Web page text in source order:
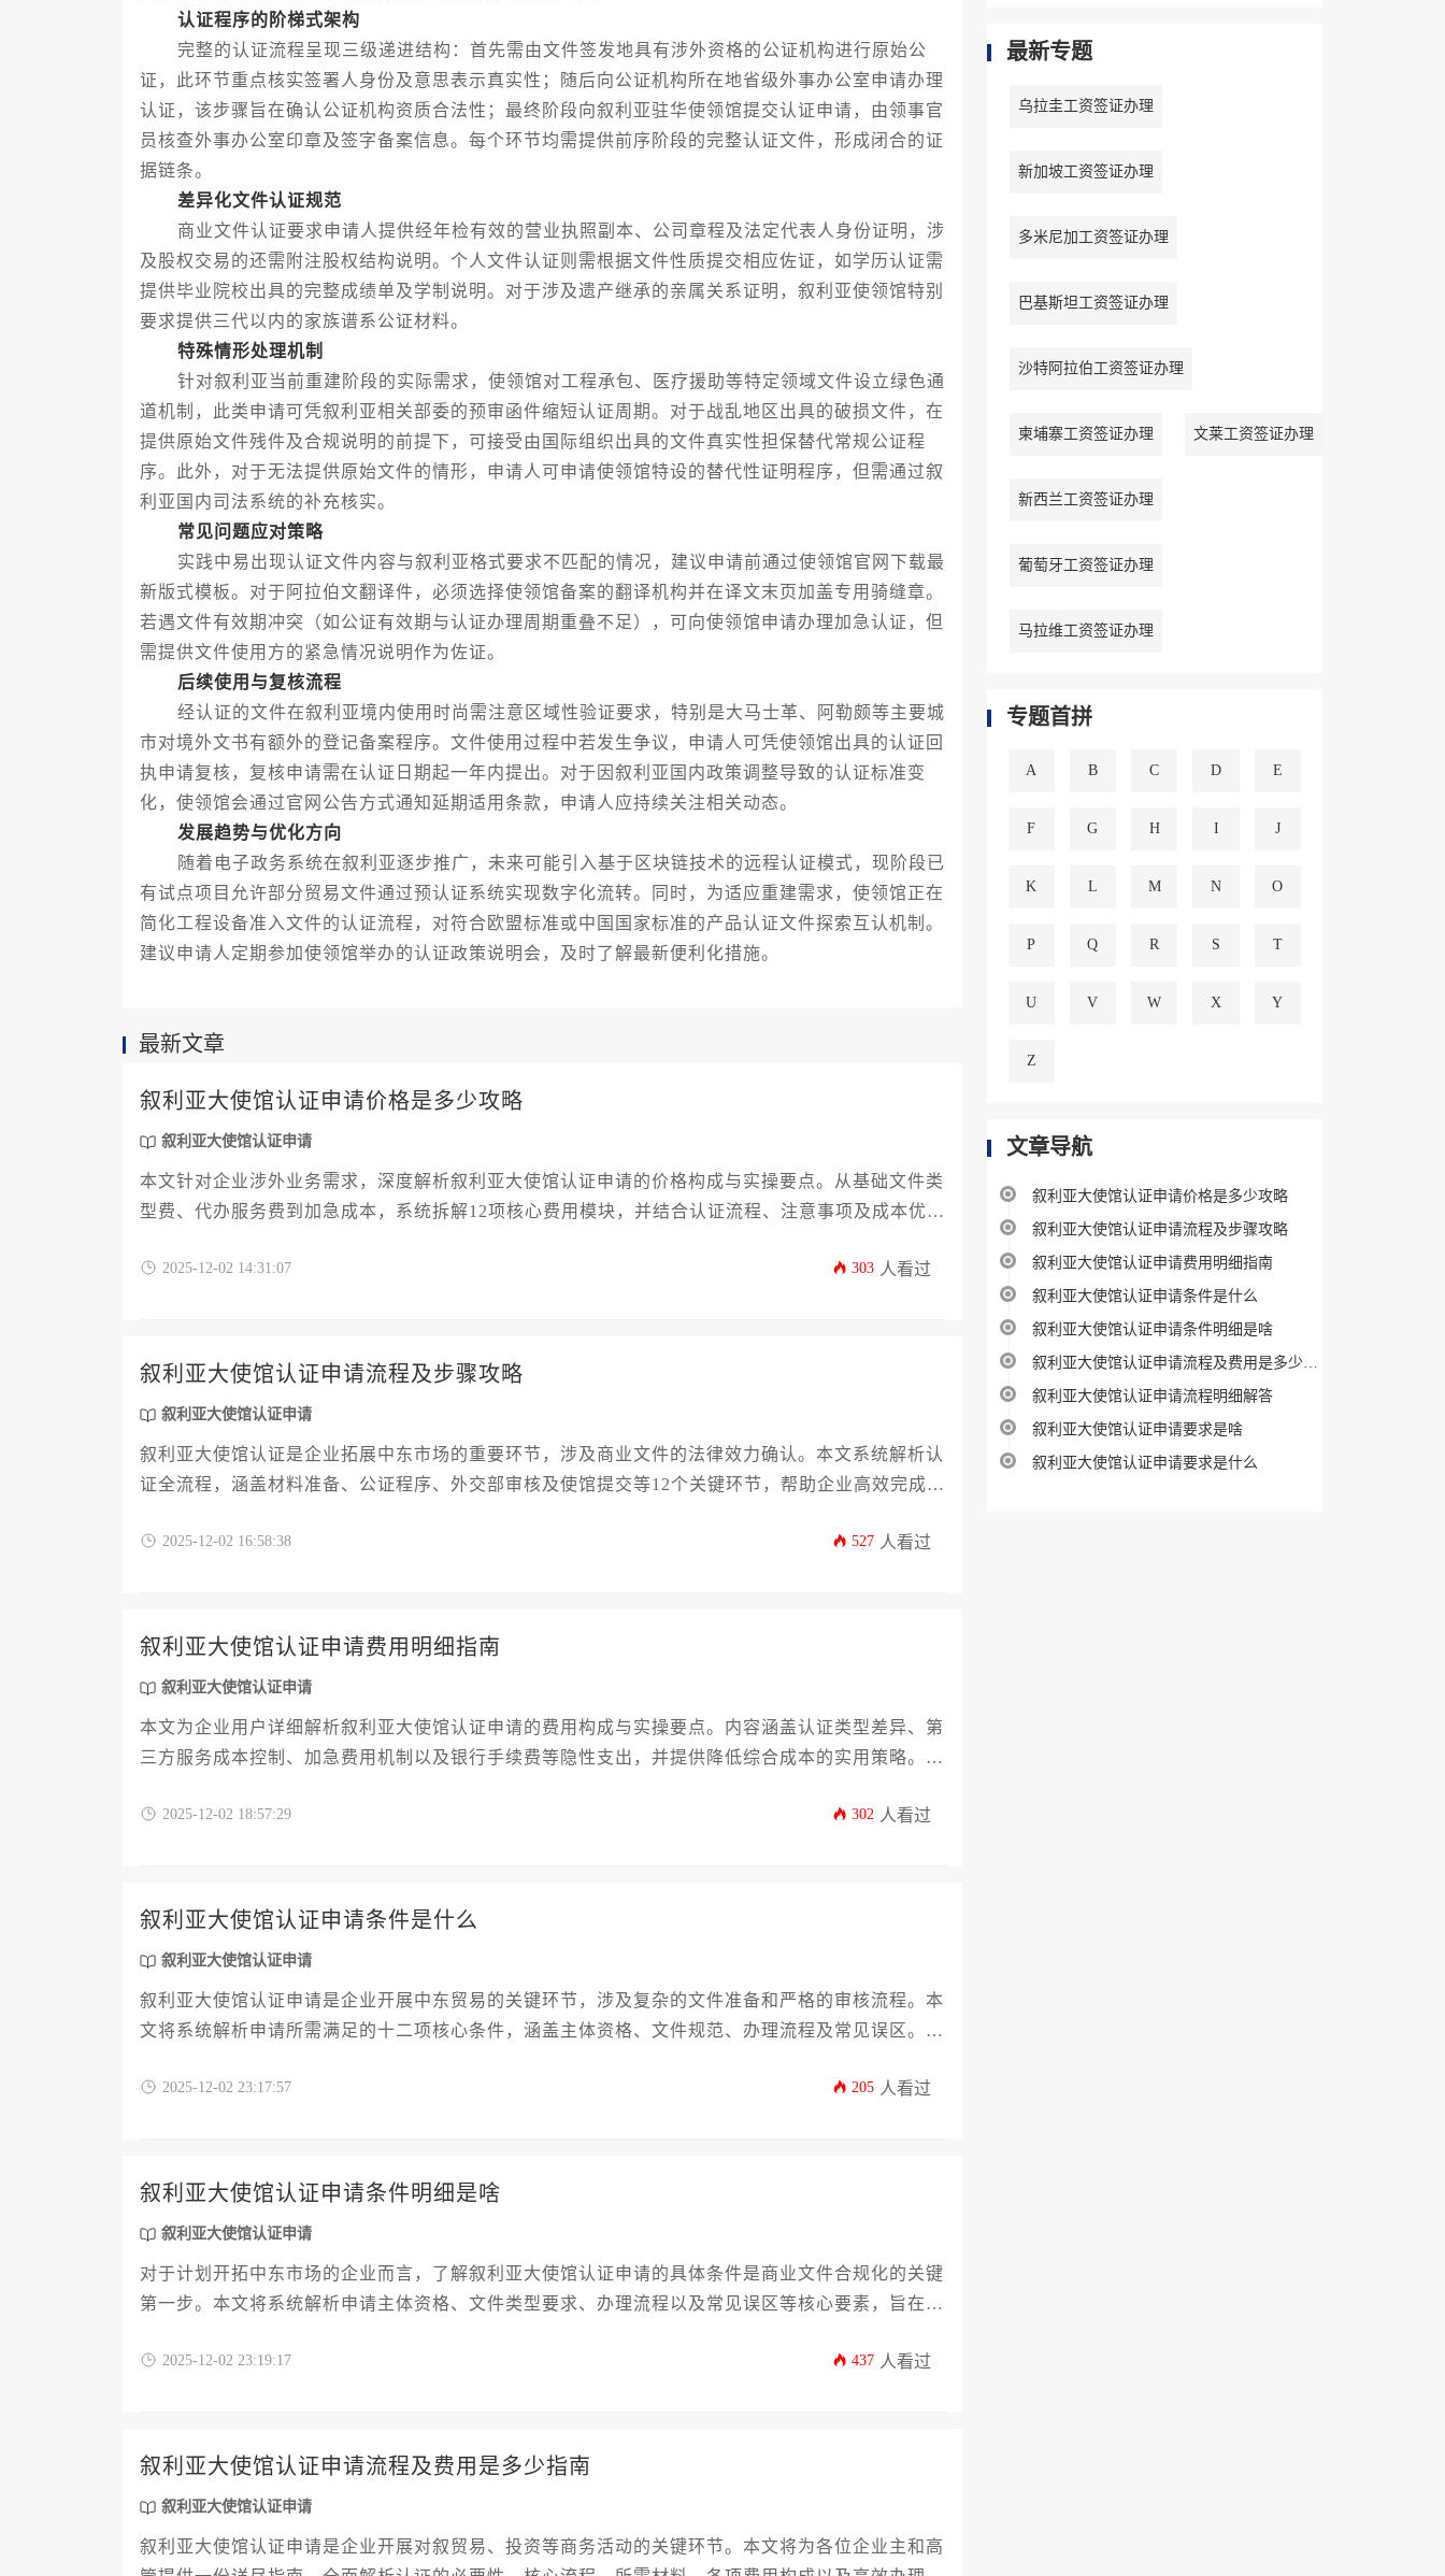
认证程序的阶梯式架构
完整的认证流程呈现三级递进结构：首先需由文件签发地具有涉外资格的公证机构进行原始公
证，此环节重点核实签署人身份及意思表示真实性；随后向公证机构所在地省级外事办公室申请办理
认证，该步骤旨在确认公证机构资质合法性；最终阶段向叙利亚驻华使领馆提交认证申请，由领事官
员核查外事办公室印章及签字备案信息。每个环节均需提供前序阶段的完整认证文件，形成闭合的证
据链条。
差异化文件认证规范
商业文件认证要求申请人提供经年检有效的营业执照副本、公司章程及法定代表人身份证明，涉
及股权交易的还需附注股权结构说明。个人文件认证则需根据文件性质提交相应佐证，如学历认证需
提供毕业院校出具的完整成绩单及学制说明。对于涉及遗产继承的亲属关系证明，叙利亚使领馆特别
要求提供三代以内的家族谱系公证材料。
特殊情形处理机制
针对叙利亚当前重建阶段的实际需求，使领馆对工程承包、医疗援助等特定领域文件设立绿色通
道机制，此类申请可凭叙利亚相关部委的预审函件缩短认证周期。对于战乱地区出具的破损文件，在
提供原始文件残件及合规说明的前提下，可接受由国际组织出具的文件真实性担保替代常规公证程
序。此外，对于无法提供原始文件的情形，申请人可申请使领馆特设的替代性证明程序，但需通过叙
利亚国内司法系统的补充核实。
常见问题应对策略
实践中易出现认证文件内容与叙利亚格式要求不匹配的情况，建议申请前通过使领馆官网下载最
新版式模板。对于阿拉伯文翻译件，必须选择使领馆备案的翻译机构并在译文末页加盖专用骑缝章。
若遇文件有效期冲突（如公证有效期与认证办理周期重叠不足），可向使领馆申请办理加急认证，但
需提供文件使用方的紧急情况说明作为佐证。
后续使用与复核流程
经认证的文件在叙利亚境内使用时尚需注意区域性验证要求，特别是大马士革、阿勒颇等主要城
市对境外文书有额外的登记备案程序。文件使用过程中若发生争议，申请人可凭使领馆出具的认证回
执申请复核，复核申请需在认证日期起一年内提出。对于因叙利亚国内政策调整导致的认证标准变
化，使领馆会通过官网公告方式通知延期适用条款，申请人应持续关注相关动态。
发展趋势与优化方向
随着电子政务系统在叙利亚逐步推广，未来可能引入基于区块链技术的远程认证模式，现阶段已
有试点项目允许部分贸易文件通过预认证系统实现数字化流转。同时，为适应重建需求，使领馆正在
简化工程设备准入文件的认证流程，对符合欧盟标准或中国国家标准的产品认证文件探索互认机制。
建议申请人定期参加使领馆举办的认证政策说明会，及时了解最新便利化措施。
最新文章
叙利亚大使馆认证申请价格是多少攻略
叙利亚大使馆认证申请
本文针对企业涉外业务需求，深度解析叙利亚大使馆认证申请的价格构成与实操要点。从基础文件类
型费、代办服务费到加急成本，系统拆解12项核心费用模块，并结合认证流程、注意事项及成本优化
高效完成国际合规流程。
2025-12-02 14:31:07 303 人看过
叙利亚大使馆认证申请流程及步骤攻略
叙利亚大使馆认证申请
叙利亚大使馆认证是企业拓展中东市场的重要环节，涉及商业文件的法律效力确认。本文系统解析认
证全流程，涵盖材料准备、公证程序、外交部审核及使馆提交等12个关键环节，帮助企业高效完成涉
2025-12-02 16:58:38 527 人看过
叙利亚大使馆认证申请费用明细指南
叙利亚大使馆认证申请
本文为企业用户详细解析叙利亚大使馆认证申请的费用构成与实操要点。内容涵盖认证类型差异、第
三方服务成本控制、加急费用机制以及银行手续费等隐性支出，并提供降低综合成本的实用策略。全
2025-12-02 18:57:29 302 人看过
叙利亚大使馆认证申请条件是什么
叙利亚大使馆认证申请
叙利亚大使馆认证申请是企业开展中东贸易的关键环节，涉及复杂的文件准备和严格的审核流程。本
文将系统解析申请所需满足的十二项核心条件，涵盖主体资格、文件规范、办理流程及常见误区。无
认证，规避潜在风险，为商业合作奠定坚实法律基础。
2025-12-02 23:17:57 205 人看过
叙利亚大使馆认证申请条件明细是啥
叙利亚大使馆认证申请
对于计划开拓中东市场的企业而言，了解叙利亚大使馆认证申请的具体条件是商业文件合规化的关键
第一步。本文将系统解析申请主体资格、文件类型要求、办理流程以及常见误区等核心要素，旨在为
叙利亚市场奠定坚实基础。
2025-12-02 23:19:17 437 人看过
叙利亚大使馆认证申请流程及费用是多少指南
叙利亚大使馆认证申请
叙利亚大使馆认证申请是企业开展对叙贸易、投资等商务活动的关键环节。本文将为各位企业主和高
最新专题
乌拉圭工资签证办理
新加坡工资签证办理
多米尼加工资签证办理
巴基斯坦工资签证办理
沙特阿拉伯工资签证办理
柬埔寨工资签证办理 文莱工资签证办理
新西兰工资签证办理
葡萄牙工资签证办理
马拉维工资签证办理
专题首拼
A B C D E
F G H I J
K L M N O
P Q R S T
U V W X Y
Z
文章导航
叙利亚大使馆认证申请价格是多少攻略
叙利亚大使馆认证申请流程及步骤攻略
叙利亚大使馆认证申请费用明细指南
叙利亚大使馆认证申请条件是什么
叙利亚大使馆认证申请条件明细是啥
叙利亚大使馆认证申请流程及费用是多少指南
叙利亚大使馆认证申请流程明细解答
叙利亚大使馆认证申请要求是啥
叙利亚大使馆认证申请要求是什么